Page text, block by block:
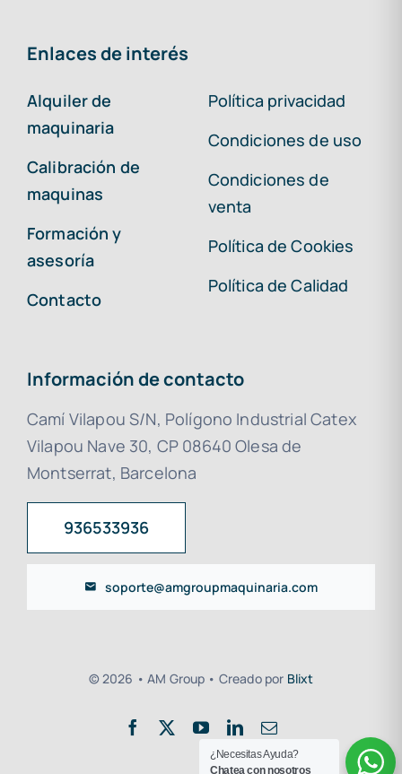
Enlaces de interés
Alquiler de
maquinaria
Calibración de
maquinas
Formación y
asesoría
Contacto
Política privacidad
Condiciones de uso
Condiciones de
venta
Política de Cookies
Política de Calidad
Información de contacto
Camí Vilapou S/N, Polígono Industrial Catex
Vilapou Nave 30, CP 08640 Olesa de
Montserrat, Barcelona
936533936
soporte@amgroupmaquinaria.com
© 2026 • AM Group • Creado por Blixt
¿Necesitas Ayuda?
Chatea con nosotros